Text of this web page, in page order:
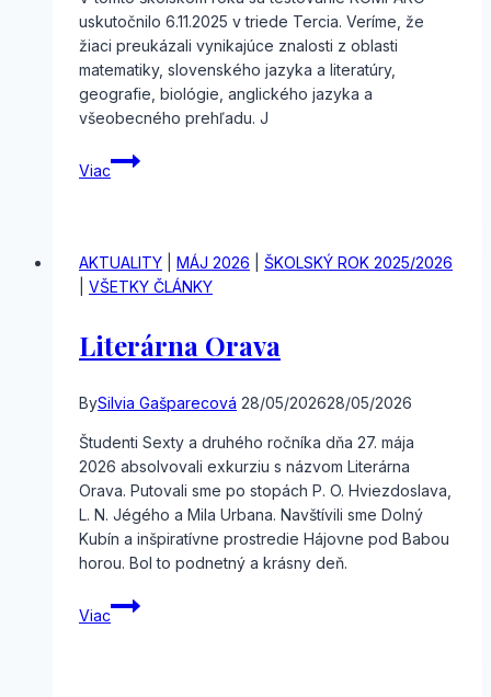
uskutočnilo 6.11.2025 v triede Tercia. Veríme, že
žiaci preukázali vynikajúce znalosti z oblasti
matematiky, slovenského jazyka a literatúry,
geografie, biológie, anglického jazyka a
všeobecného prehľadu. J
Viac
Komparo
AKTUALITY MÁJ 2026
ŠKOLSKÝ ROK 2025/2026
VŠETKY ČLÁNKY
Literárna Orava
BySilvia Gašparecová 28/05/202628/05/2026
Študenti Sexty a druhého ročníka dňa 27. mája
2026 absolvovali exkurziu s názvom Literárna
Orava. Putovali sme po stopách P. O. Hviezdoslava,
L. N. Jégého a Mila Urbana. Navštívili sme Dolný
Kubín a inšpiratívne prostredie Hájovne pod Babou
horou. Bol to podnetný a krásny deň.
Viac
Literárna
Orava